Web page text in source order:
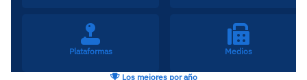
Plataformas Medios
Los mejores por año